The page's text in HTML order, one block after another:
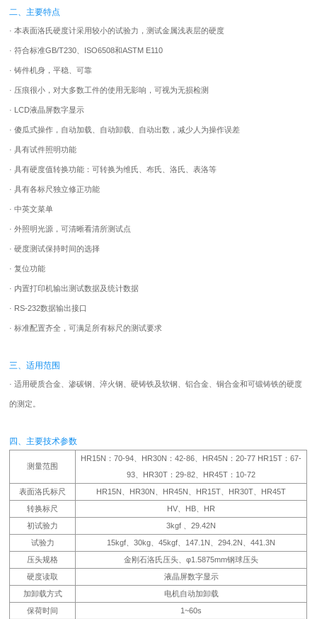
二、主要特点
· 本表面洛氏硬度计采用较小的试验力，测试金属浅表层的硬度
· 符合标准GB/T230、ISO6508和ASTM E110
· 铸件机身，平稳、可靠
· 压痕很小，对大多数工件的使用无影响，可视为无损检测
· LCD液晶屏数字显示
· 傻瓜式操作，自动加载、自动卸载、自动出数，减少人为操作误差
· 具有试件照明功能
· 具有硬度值转换功能：可转换为维氏、布氏、洛氏、表洛等
· 具有各标尺独立修正功能
· 中英文菜单
· 外照明光源，可清晰看清所测试点
· 硬度测试保持时间的选择
· 复位功能
· 内置打印机输出测试数据及统计数据
· RS-232数据输出接口
· 标准配置齐全，可满足所有标尺的测试要求
三、适用范围
· 适用硬质合金、渗碳钢、淬火钢、硬铸铁及软钢、铝合金、铜合金和可锻铸铁的硬度
的测定。
四、主要技术参数
测量范围
HR15N：70-94、HR30N：42-86、HR45N：20-77 HR15T：67-
93、HR30T：29-82、HR45T：10-72
表面洛氏标尺
HR15N、HR30N、HR45N、HR15T、HR30T、HR45T
转换标尺
HV、HB、HR
初试验力
3kgf 、29.42N
试验力
15kgf、30kg、45kgf、147.1N、294.2N、441.3N
压头规格
金刚石洛氏压头、φ1.5875mm钢球压头
硬度读取
液晶屏数字显示
加卸载方式
电机自动加卸载
保荷时间
1~60s